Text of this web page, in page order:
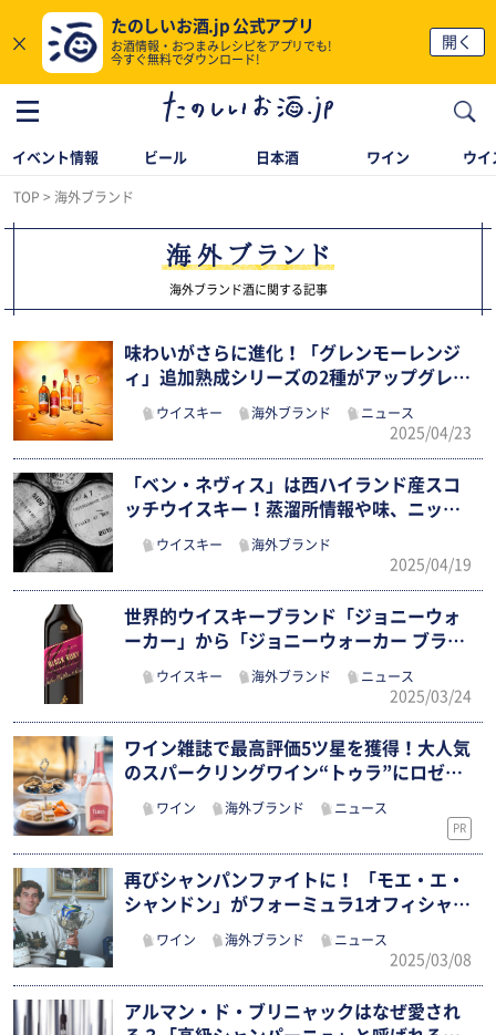
×
たのしいお酒.jp 公式アプリ
お酒情報・おつまみレシピをアプリでも!
今すぐ無料でダウンロード!
開く
イベント情報 ビール 日本酒 ワイン ウイ
TOP 海外ブランド
海外ブランド
海外ブランド酒に関する記事
味わいがさらに進化！「グレンモーレンジ
ィ」追加熟成シリーズの2種がアップグレー
ウイスキー 海外ブランド ニュース
2025/04/23
「ベン・ネヴィス」は西ハイランド産スコ
ッチウイスキー！蒸溜所情報や味、ニッカ
ウイスキー 海外ブランド
2025/04/19
世界的ウイスキーブランド「ジョニーウォ
ーカー」から「ジョニーウォーカー ブラ
ウイスキー 海外ブランド ニュース
2025/03/24
ワイン雑誌で最高評価5ツ星を獲得！大人気
のスパークリングワイン“トゥラ”にロゼ…
ワイン 海外ブランド ニュース
PR
再びシャンパンファイトに！ 「モエ・エ・
シャンドン」がフォーミュラ1オフィシャ…
ワイン 海外ブランド ニュース
2025/03/08
アルマン・ド・ブリニャックはなぜ愛され